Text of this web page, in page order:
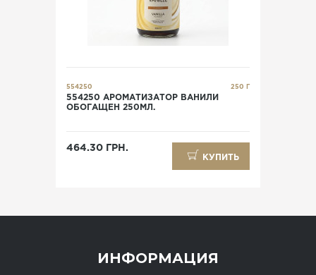
554250 250 Г
554250 АРОМАТИЗАТОР ВАНИЛИ
ОБОГАЩЕН 250МЛ.
464.30 ГРН.
КУПИТЬ
ИНФОРМАЦИЯ